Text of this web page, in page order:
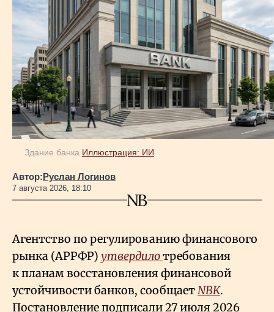
Здание банка Иллюстрация: ИИ
Автор:Руслан Логинов
7 августа 2026, 18:10
Агентство по регулированию финансового
рынка (АРРФР) утвердилотребования
к планам восстановления финансовой
устойчивости банков, сообщаетNBK.
Постановление подписали 27 июля 2026